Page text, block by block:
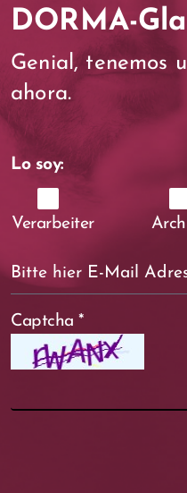
DORMA-
Genial, tenemos
ahora.
Lo soy:
Verarbeiter
Captcha *